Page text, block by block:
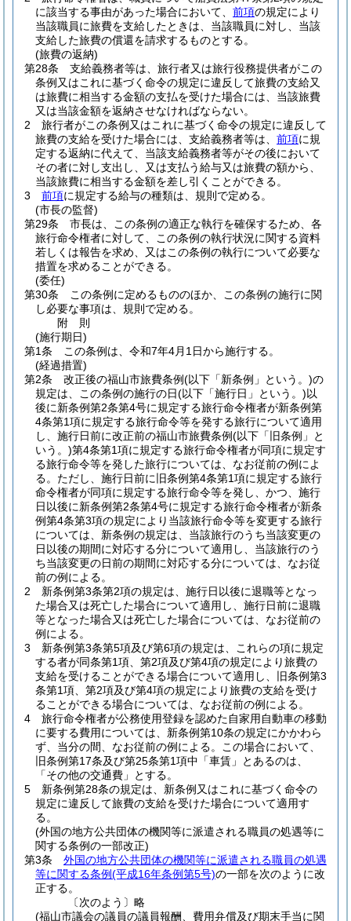
に該当する事由があった場合において、 前項の規定により
当該職員に旅費を支給したときは、当該職員に対し、当該
支給した旅費の償還を請求するものとする。
(旅費の返納)
第28条
支給義務者等は、旅行者又は旅行役務提供者がこの
条例又はこれに基づく命令の規定に違反して旅費の支給又
は旅費に相当する金額の支払を受けた場合には、当該旅費
又は当該金額を返納させなければならない。
2
旅行者がこの条例又はこれに基づく命令の規定に違反して
旅費の支給を受けた場合には、支給義務者等は、 前項に規
定する返納に代えて、当該支給義務者等がその後において
その者に対し支出し、又は支払う給与又は旅費の額から、
当該旅費に相当する金額を差し引くことができる。
3
前項に規定する給与の種類は、規則で定める。
(市長の監督)
第29条
市長は、この条例の適正な執行を確保するため、各
旅行命令権者に対して、この条例の執行状況に関する資料
若しくは報告を求め、又はこの条例の執行について必要な
措置を求めることができる。
(委任)
第30条
この条例に定めるもののほか、この条例の施行に関
し必要な事項は、規則で定める。
附 則
(施行期日)
第1条
この条例は、令和7年4月1日から施行する。
(経過措置)
第2条
改正後の福山市旅費条例(以下「新条例」という。)の
規定は、この条例の施行の日(以下「施行日」という。)以
後に新条例第2条第4号に規定する旅行命令権者が新条例第
4条第1項に規定する旅行命令等を発する旅行について適用
し、施行日前に改正前の福山市旅費条例(以下「旧条例」と
いう。)第4条第1項に規定する旅行命令権者が同項に規定す
る旅行命令等を発した旅行については、なお従前の例によ
る。 ただし、施行日前に旧条例第4条第1項に規定する旅行
命令権者が同項に規定する旅行命令等を発し、かつ、施行
日以後に新条例第2条第4号に規定する旅行命令権者が新条
例第4条第3項の規定により当該旅行命令等を変更する旅行
については、新条例の規定は、当該旅行のうち当該変更の
日以後の期間に対応する分について適用し、当該旅行のう
ち当該変更の日前の期間に対応する分については、なお従
前の例による。
2
新条例第3条第2項の規定は、施行日以後に退職等となっ
た場合又は死亡した場合について適用し、施行日前に退職
等となった場合又は死亡した場合については、なお従前の
例による。
3
新条例第3条第5項及び第6項の規定は、これらの項に規定
する者が同条第1項、第2項及び第4項の規定により旅費の
支給を受けることができる場合について適用し、旧条例第3
条第1項、第2項及び第4項の規定により旅費の支給を受け
ることができる場合については、なお従前の例による。
4
旅行命令権者が公務使用登録を認めた自家用自動車の移動
に要する費用については、新条例第10条の規定にかかわら
ず、当分の間、なお従前の例による。
この場合において、
旧条例第17条及び第25条第1項中「車賃」とあるのは、
「その他の交通費」とする。
5
新条例第28条の規定は、新条例又はこれに基づく命令の
規定に違反して旅費の支給を受けた場合について適用す
る。
(外国の地方公共団体の機関等に派遣される職員の処遇等に
関する条例の一部改正)
第3条
外国の地方公共団体の機関等に派遣される職員の処遇
等に関する条例(平成16年条例第5号)の一部を次のように改
正する。
〔次のよう〕略
(福山市議会の議員の議員報酬、費用弁償及び期末手当に関